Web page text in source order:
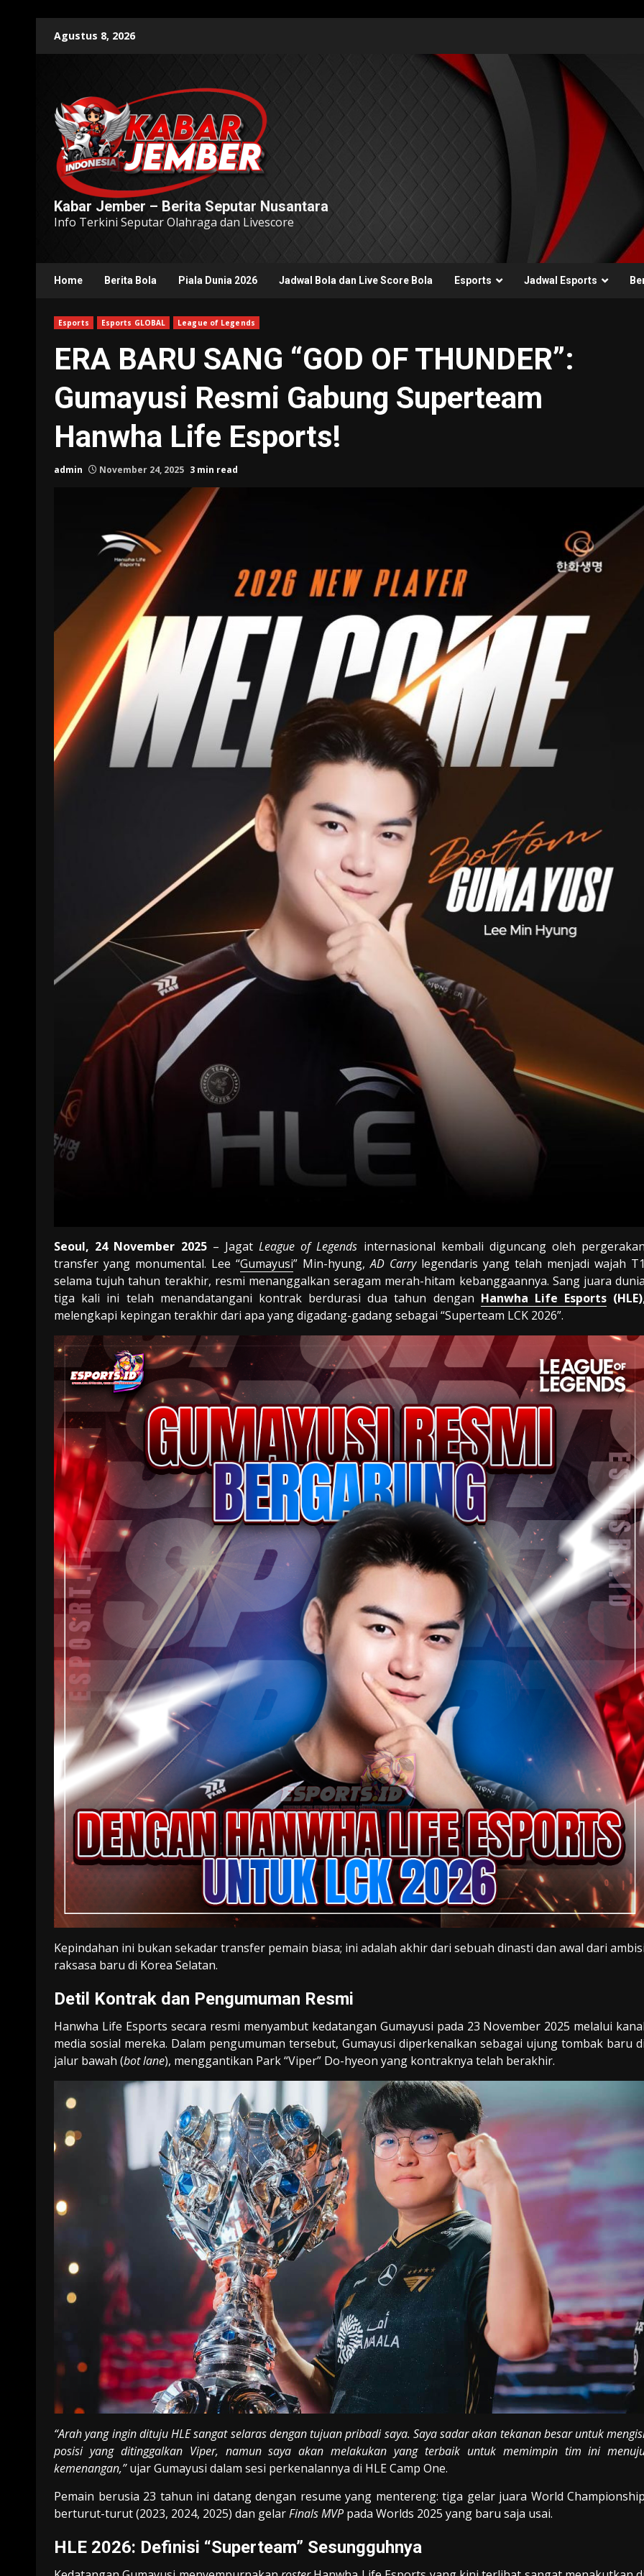
Agustus 8, 2026
Kabar Jember – Berita Seputar Nusantara
Info Terkini Seputar Olahraga dan Livescore
Home Berita Bola Piala Dunia 2026 Jadwal Bola dan Live Score Bola Esports Jadwal Esports
Esports Esports GLOBAL League of Legends
ERA BARU SANG “GOD OF THUNDER”:
Gumayusi Resmi Gabung Superteam
Hanwha Life Esports!
admin November 24, 2025 3 min read
Seoul, 24 November 2025– JagatLeague of Legends internasional kembali diguncang oleh
transfer yang monumental. Lee “Gumayusi” Min-hyung,AD Carrylegendaris yang telah menjadi wajah
selama tujuh tahun terakhir, resmi menanggalkan seragam merah-hitam kebanggaannya. Sang juara
tiga kali ini telah menandatangani kontrak berdurasi dua tahun dengan Hanwha Life Esports (HLE)
melengkapi kepingan terakhir dari apa yang digadang-gadang sebagai “Superteam LCK 2026”.
Kepindahan ini bukan sekadar transfer pemain biasa; ini adalah akhir dari sebuah dinasti dan awal dari
raksasa baru di Korea Selatan.
Detil Kontrak dan Pengumuman Resmi
Hanwha Life Esports secara resmi menyambut kedatangan Gumayusi pada 23 November 2025 melalui
media sosial mereka. Dalam pengumuman tersebut, Gumayusi diperkenalkan sebagai ujung tombak baru
jalur bawah (bot lane), menggantikan Park “Viper” Do-hyeon yang kontraknya telah berakhir.
“Arah yang ingin dituju HLE sangat selaras dengan tujuan pribadi saya. Saya sadar akan tekanan besar untuk
posisi yang ditinggalkan Viper, namun saya akan melakukan yang terbaik untuk memimpin tim ini
kemenangan,”ujar Gumayusi dalam sesi perkenalannya di HLE Camp One.
Pemain berusia 23 tahun ini datang dengan resume yang mentereng: tiga gelar juara World
berturut-turut (2023, 2024, 2025) dan gelarFinals MVP pada Worlds 2025 yang baru saja usai.
HLE 2026: Definisi “Superteam” Sesungguhnya